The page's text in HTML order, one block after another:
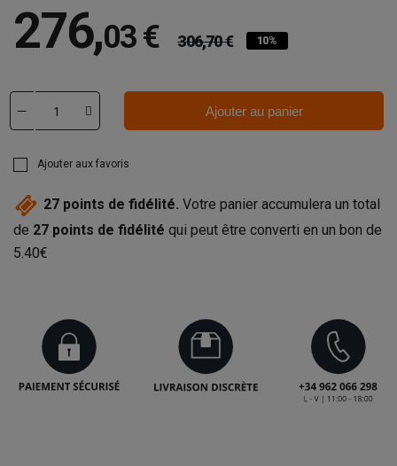
276,03 € 306,70 € 10%
Ajouter au panier
Ajouter aux favoris
27 points de fidélité. Votre panier accumulera un total
de 27 points de fidélité qui peut être converti en un bon de
5.40€